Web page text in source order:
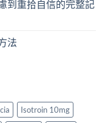
到重拾自信的完整記
法
Isotroin 10mg